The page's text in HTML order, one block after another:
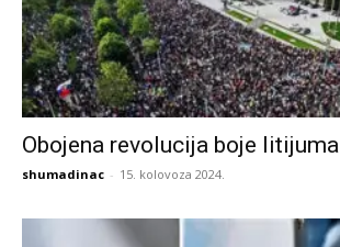
Obojena revolucija boje litijuma
shumadinac - 15. kolovoza 2024.